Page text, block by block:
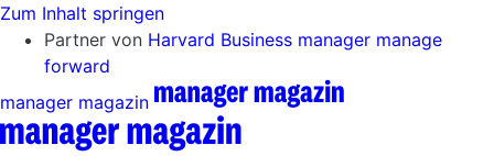
Zum Inhalt springen
Partner von Harvard Business manager manage
forward
manager magazin